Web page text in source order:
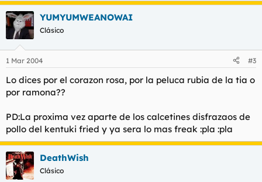
YUMYUMWEANOWAI
Clásico
1 Mar 2004 #3
Lo dices por el corazon rosa, por la peluca rubia de la tia o
por ramona??
PD:La proxima vez aparte de los calcetines disfrazaos de
pollo del kentuki fried y ya sera lo mas freak :pla :pla
DeathWish
Clásico